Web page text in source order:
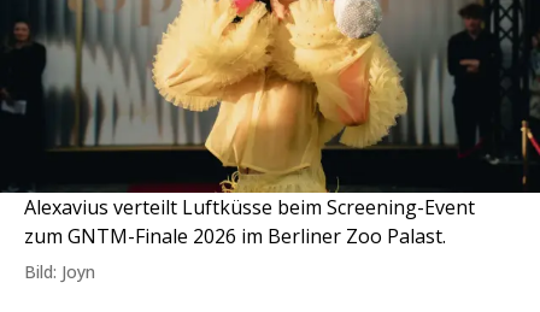
Alexavius verteilt Luftküsse beim Screening-Event
zum GNTM-Finale 2026 im Berliner Zoo Palast.
Bild: Joyn